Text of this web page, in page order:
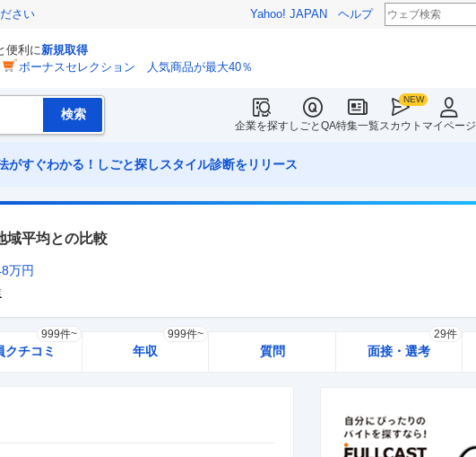
さい Yahoo! JAPAN ヘルプ
便利に新規取得
ボーナスセレクション 人気商品が最大40％
企業を探すしごとQA特集一覧スカウト マイページ
すぐわかる！しごと探しスタイル診断をリリース
域平均との比較
万円
クチコミ
999件~
年収
999件~
質問 面接・選考
29件